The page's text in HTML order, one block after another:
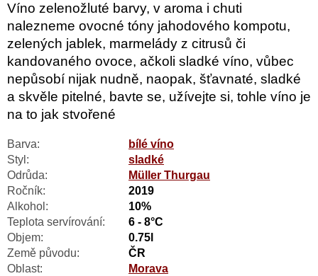
Víno zelenožluté barvy, v aroma i chuti
nalezneme ovocné tóny jahodového kompotu,
zelených jablek, marmelády z citrusů či
kandovaného ovoce, ačkoli sladké víno, vůbec
nepůsobí nijak nudně, naopak, šťavnaté, sladké
a skvěle pitelné, bavte se, užívejte si, tohle víno je
na to jak stvořené
Barva:
bílé víno
Styl:
sladké
Odrůda:
Müller Thurgau
Ročník:
2019
Alkohol:
10%
Teplota servírování:
6 - 8°C
Objem:
0.75l
Země původu:
ČR
Oblast:
Morava